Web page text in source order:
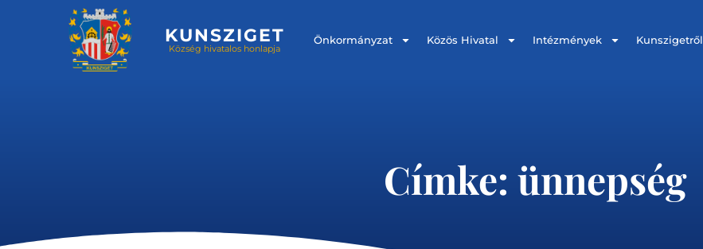
KUNSZIGET
Község hivatalos honlapja
Önkormányzat Közös Hivatal Intézmények Kunszigetről
Címke: ünnepség